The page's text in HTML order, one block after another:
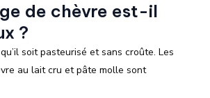
de chèvre est-il
?
soit pasteurisé et sans croûte. Les
au lait cru et pâte molle sont